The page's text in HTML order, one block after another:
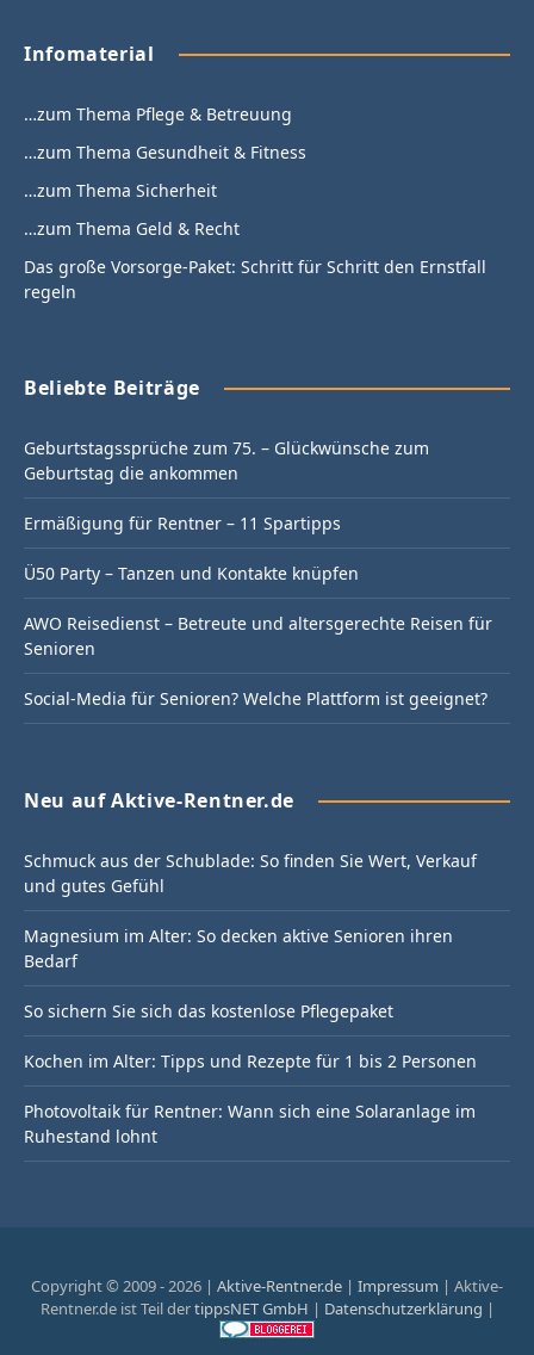
Infomaterial
…zum Thema Pflege & Betreuung
…zum Thema Gesundheit & Fitness
…zum Thema Sicherheit
…zum Thema Geld & Recht
Das große Vorsorge-Paket: Schritt für Schritt den Ernstfall
regeln
Beliebte Beiträge
Geburtstagssprüche zum 75. – Glückwünsche zum
Geburtstag die ankommen
Ermäßigung für Rentner – 11 Spartipps
Ü50 Party – Tanzen und Kontakte knüpfen
AWO Reisedienst – Betreute und altersgerechte Reisen für
Senioren
Social-Media für Senioren? Welche Plattform ist geeignet?
Neu auf Aktive-Rentner.de
Schmuck aus der Schublade: So finden Sie Wert, Verkauf
und gutes Gefühl
Magnesium im Alter: So decken aktive Senioren ihren
Bedarf
So sichern Sie sich das kostenlose Pflegepaket
Kochen im Alter: Tipps und Rezepte für 1 bis 2 Personen
Photovoltaik für Rentner: Wann sich eine Solaranlage im
Ruhestand lohnt
Copyright © 2009 - 2026 | Aktive-Rentner.de | Impressum | Aktive-
Rentner.de ist Teil dertippsNET GmbH | Datenschutzerklärung |